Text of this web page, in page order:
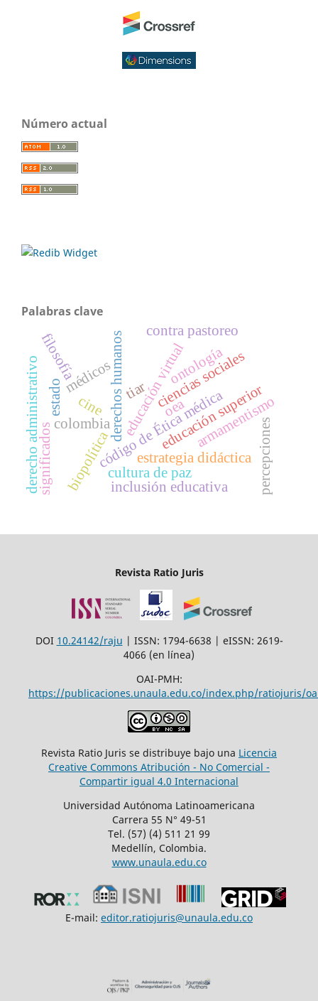
Número actual
Palabras clave
derechos humanos
médicos
código de Ética médica
colombia educación superior
educación virtual
estrategia didáctica
ciencias sociales
armamentismo
tiar
oea
contra pastoreo
estado
biopolítica
filosofía
cultura de paz
inclusión educativa
percepciones
significados
cine
derecho administrativo ontología
Revista Ratio Juris
DOI 10.24142/raju | ISSN: 1794-6638 | eISSN: 2619-
4066 (en línea)
OAI-PMH:
https://publicaciones.unaula.edu.co/index.php/ratiojuris/
Revista Ratio Juris se distribuye bajo una Licencia
Creative Commons Atribución - No Comercial -
Compartir igual 4.0 Internacional
Universidad Autónoma Latinoamericana
Carrera 55 N° 49-51
Tel. (57) (4) 511 21 99
Medellín, Colombia.
www.unaula.edu.co
E-mail: editor.ratiojuris@unaula.edu.co